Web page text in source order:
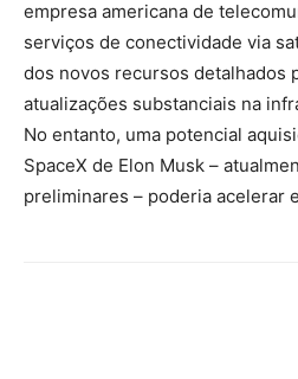
empresa americana de
serviços de conectividade via
dos novos recursos detalhados
atualizações substanciais na
No entanto, uma potencial
SpaceX de Elon Musk –
preliminares – poderia acelerar